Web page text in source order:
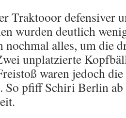
Traktooor defensiver
wurden deutlich
nochmal alles, um die
unplatzierte
waren jedoch
So pfiff Schiri Berlin